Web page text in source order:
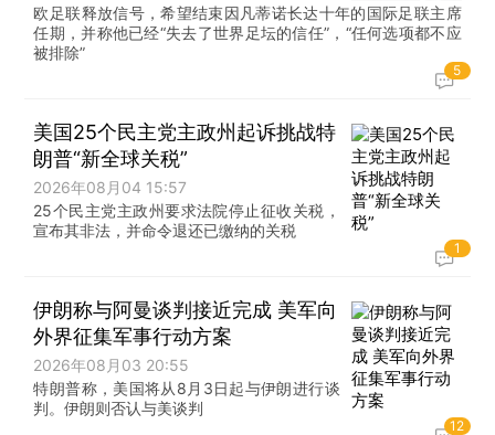
欧足联释放信号，希望结束因凡蒂诺长达十年的国际足联主席
任期，并称他已经“失去了世界足坛的信任”，“任何选项都不应
被排除”
5
美国25个民主党主政州起诉挑战特
朗普“新全球关税”
2026年08月04 15:57
25个民主党主政州要求法院停止征收关税，
宣布其非法，并命令退还已缴纳的关税
1
伊朗称与阿曼谈判接近完成 美军向
外界征集军事行动方案
2026年08月03 20:55
特朗普称，美国将从8月3日起与伊朗进行谈
判。伊朗则否认与美谈判
12